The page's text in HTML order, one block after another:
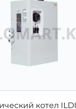
котел ILDI